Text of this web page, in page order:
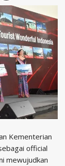
Kementerian
official
mewujudkan